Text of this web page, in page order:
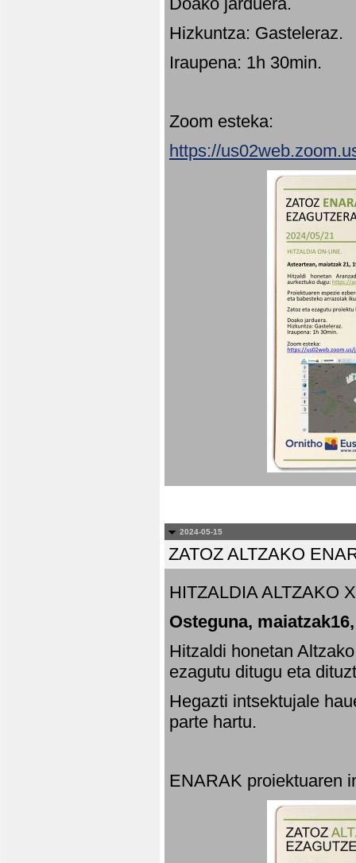
Hizkuntza: Gasteleraz.
Iraupena: 1h 30min.
Zoom esteka:
https://
2024-05-15
ZATOZ ALTZAKO
HITZALDIA ALTZAKO
Osteguna,
Hitzaldi honetan
ezagutu ditugu eta
Hegazti intsektujale
parte hartu.
ENARAK proiektuaren